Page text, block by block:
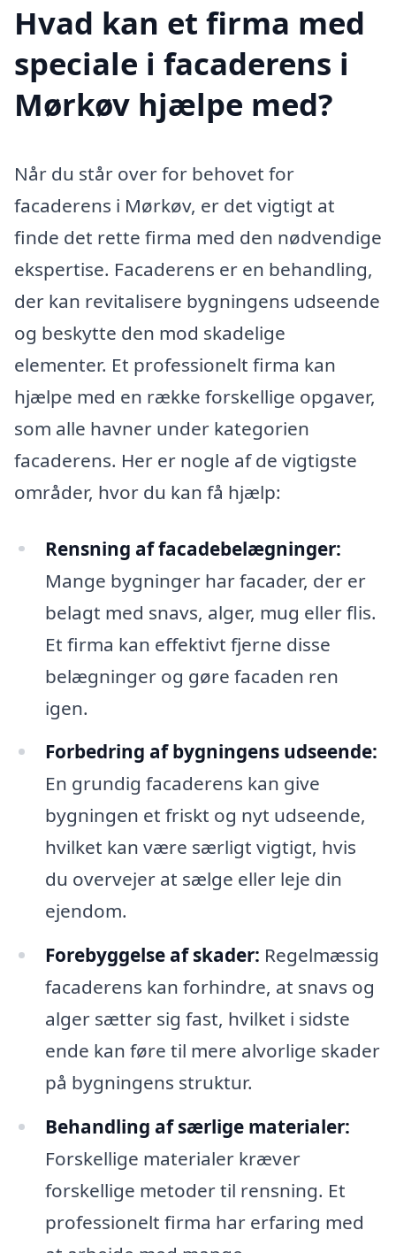
Hvad kan et firma med
speciale i facaderens i
Mørkøv hjælpe med?
Når du står over for behovet for
facaderens i Mørkøv, er det vigtigt at
finde det rette firma med den nødvendige
ekspertise. Facaderens er en behandling,
der kan revitalisere bygningens udseende
og beskytte den mod skadelige
elementer. Et professionelt firma kan
hjælpe med en række forskellige opgaver,
som alle havner under kategorien
facaderens. Her er nogle af de vigtigste
områder, hvor du kan få hjælp:
Rensning af facadebelægninger:
Mange bygninger har facader, der er
belagt med snavs, alger, mug eller flis.
Et firma kan effektivt fjerne disse
belægninger og gøre facaden ren
igen.
Forbedring af bygningens udseende:
En grundig facaderens kan give
bygningen et friskt og nyt udseende,
hvilket kan være særligt vigtigt, hvis
du overvejer at sælge eller leje din
ejendom.
Forebyggelse af skader: Regelmæssig
facaderens kan forhindre, at snavs og
alger sætter sig fast, hvilket i sidste
ende kan føre til mere alvorlige skader
på bygningens struktur.
Behandling af særlige materialer:
Forskellige materialer kræver
forskellige metoder til rensning. Et
professionelt firma har erfaring med